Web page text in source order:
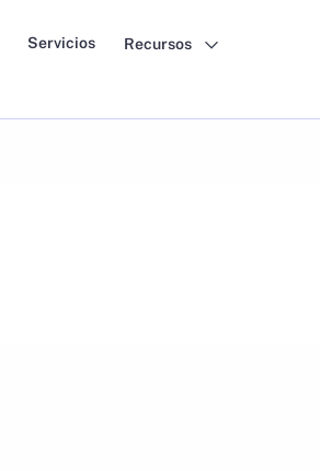
Servicios Recursos